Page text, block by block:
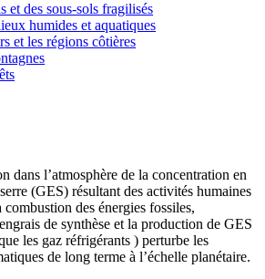
et des sous-sols fragilisés
humides et aquatiques
et les régions côtières
dans l’atmosphère de la concentration en
(GES) résultant des activités humaines
des énergies fossiles,
de synthèse et la production de GES
les gaz réfrigérants ) perturbe les
de long terme à l’échelle planétaire.